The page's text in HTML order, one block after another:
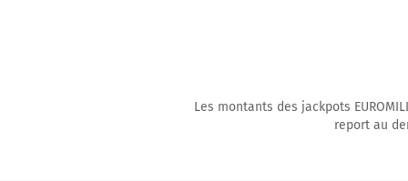
Les montants des jackpots
report au